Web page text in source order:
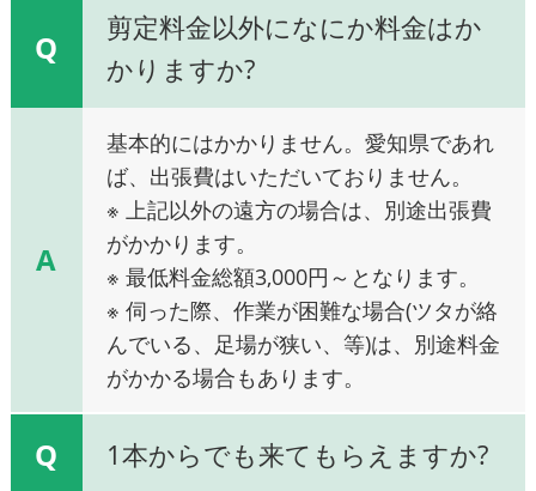
Q
剪定料金以外になにか料金はか
かりますか?
A
基本的にはかかりません。愛知県であれ
ば、出張費はいただいておりません。
※ 上記以外の遠方の場合は、別途出張費
がかかります。
※ 最低料金総額3,000円～となります。
※ 伺った際、作業が困難な場合(ツタが絡
んでいる、足場が狭い、等)は、別途料金
がかかる場合もあります。
Q 1本からでも来てもらえますか?